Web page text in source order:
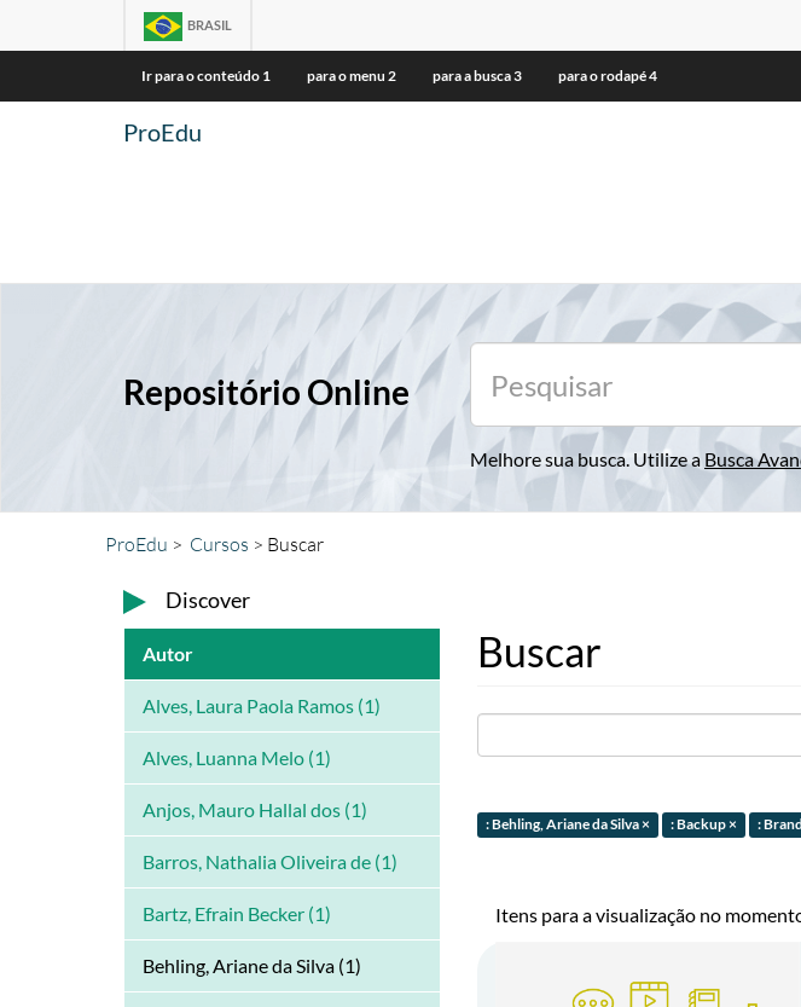
BRASIL
Ir para o conteúdo 1 para o menu 2 para a busca3 para o rodapé4
ProEdu
Repositório Online
Melhore sua busca. Utilize a Busca
ProEdu Cursos Buscar
Discover
Autor
Alves, Laura Paola Ramos (1)
Alves, Luanna Melo (1)
Anjos, Mauro Hallal dos (1)
Barros, Nathalia Oliveira de (1)
Bartz, Efrain Becker (1)
Behling, Ariane da Silva (1)
Buscar
: Behling, Ariane da Silva × : Backup × :
Itens para a visualização no